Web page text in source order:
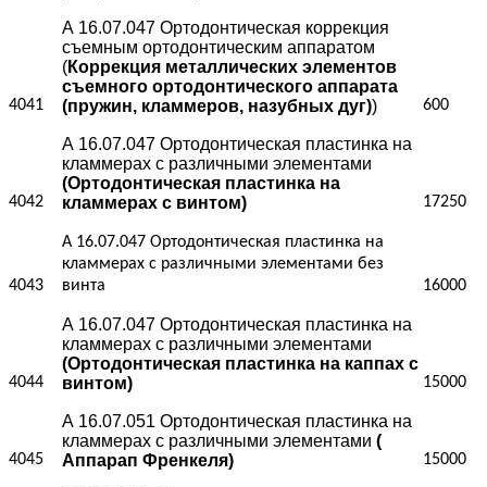
4041
А 16.07.047 Ортодонтическая коррекция
съемным ортодонтическим аппаратом
(Коррекция металлических элементов
съемного ортодонтического аппарата
(пружин, кламмеров, назубных дуг)) 600
4042
А 16.07.047 Ортодонтическая пластинка на
кламмерах с различными элементами
(Ортодонтическая пластинка на
кламмерах с винтом)
17250
4043
А 16.07.047 Ортодонтическая пластинка на
кламмерах с различными элементами без
винта
16000
4044
А 16.07.047 Ортодонтическая пластинка на
кламмерах с различными элементами
(Ортодонтическая пластинка на каппах с
винтом)
15000
4045
А 16.07.051 Ортодонтическая пластинка на
кламмерах с различными элементами (
Аппарап Френкеля)
15000